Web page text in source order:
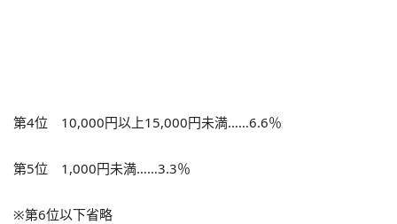
第4位 10,000円以上15,000円未満……6.6％
第5位 1,000円未満……3.3％
※第6位以下省略